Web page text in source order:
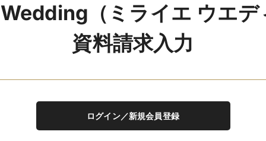
（ミライエ ウエデ
資料請求入力
ログイン／新規会員登録